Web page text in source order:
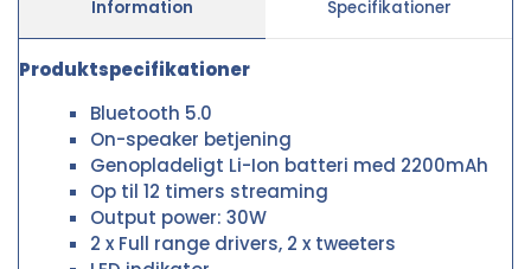
Information Specifikationer
Produktspecifikationer
Bluetooth 5.0
On-speaker betjening
Genopladeligt Li-Ion batteri med 2200mAh
Op til 12 timers streaming
Output power: 30W
2 x Full range drivers, 2 x tweeters